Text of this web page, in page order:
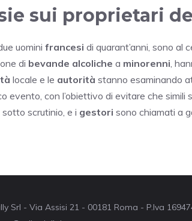
sui proprietari
uomini francesi di quarant’anni, sono al
di bevande alcoliche a minorenni,
locale e le autorità stanno esaminando
evento, con l’obiettivo di evitare che simili
scrutinio, e i gestori sono chiamati a
Srl - Via Assisi 21 - 00181 Roma - P.Iva